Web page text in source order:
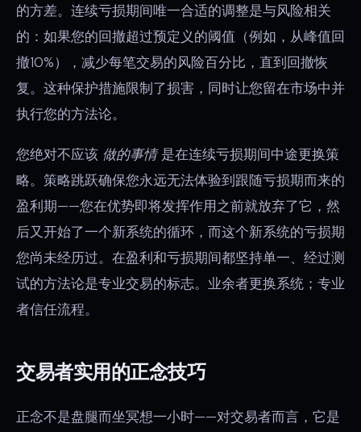
的方差。连续亏损期间唯一合适的调整是与风险相关
的：如果您的回撤超过预定义的阈值（例如，从峰值回
撤10%），减少每笔交易的风险百分比，直到回撤恢
复。这种保护措施限制了损害，同时让您留在市场中并
执行您的方法论。
您绝对不应该 做的事情是在连续亏损期间中途更换策
略。策略跳跃确保您永远无法体验到跟随亏损期而来的
盈利期——您在优势即将发挥作用之前就放弃了它，然
后又开始了一个新系统的循环，而这个新系统的亏损期
您尚未经历过。在盈利和亏损期间都坚持单一、经过测
试的方法论是专业交易的标志。业余者更换系统；专业
者信任流程。
交易者实用的正念技巧
正念不是盘腿而坐冥想一小时——对交易者而言，它是